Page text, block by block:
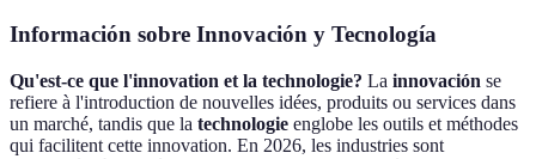
Información sobre Innovación y Tecnología
Qu'est-ce que l'innovation et la technologie? La innovación se
refiere à l'introduction de nouvelles idées, produits ou services dans
un marché, tandis que la technologie englobe les outils et méthodes
qui facilitent cette innovation. En 2026, les industries sont